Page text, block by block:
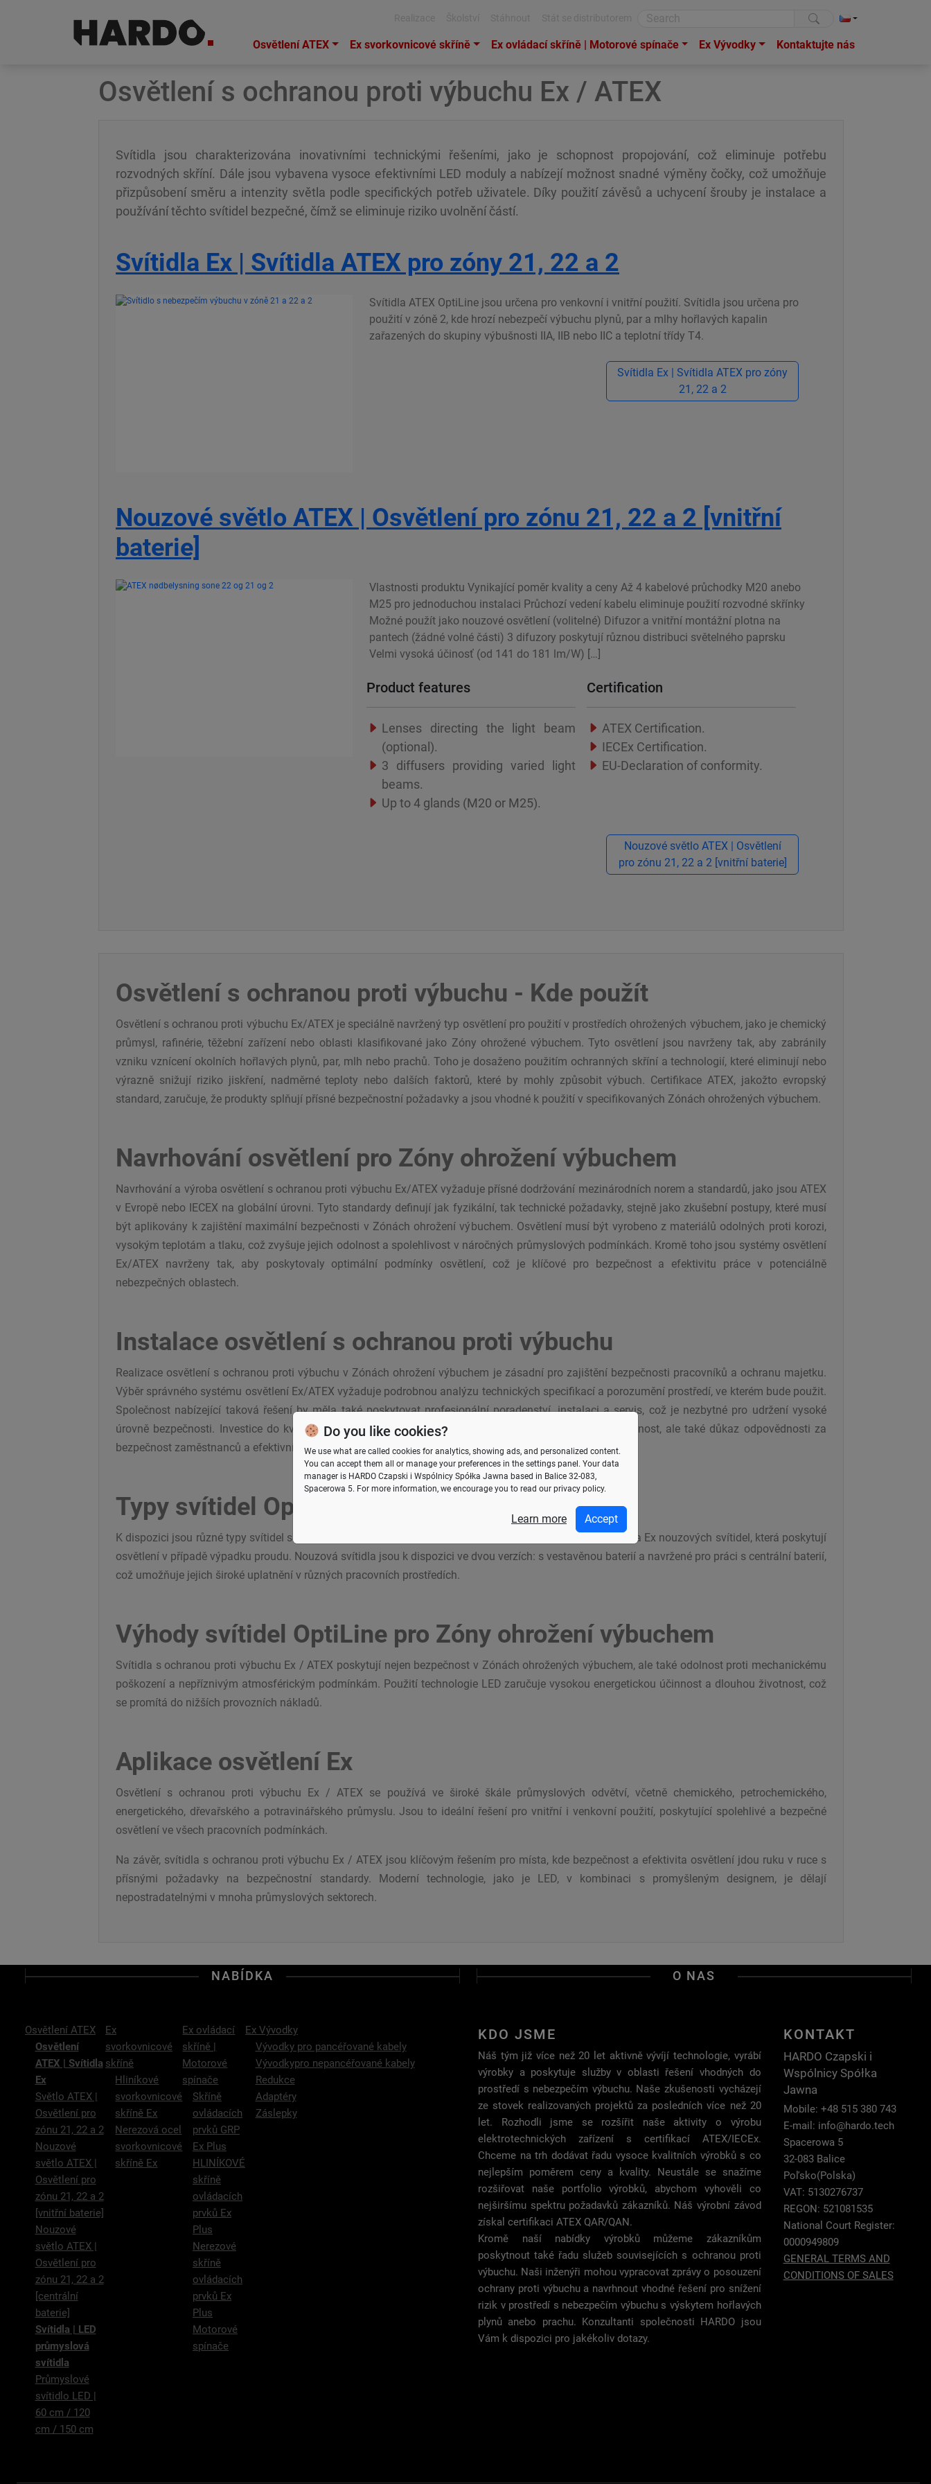
toto
Osvětlení ATEX Ex svorkovnicové skříně Ex ovládací skříně | Motorové spínače Ex Vývodky Kontaktujte nás
Osvětlení s ochranou proti výbuchu Ex / ATEX
Svítidla jsou charakterizována inovativními technickými řešeními, jako je schopnost propojování, což eliminuje potřebu
rozvodných skříní. Dále jsou vybavena vysoce efektivními LED moduly a nabízejí možnost snadné výměny čočky, což umožňuje
přizpůsobení směru a intenzity světla podle specifických potřeb uživatele. Díky použití závěsů a uchycení šrouby je instalace a
používání těchto svítidel bezpečné, čímž se eliminuje riziko uvolnění částí.
Svítidla Ex | Svítidla ATEX pro zóny 21, 22 a 2
Svítidla ATEX OptiLine jsou určena pro venkovní i vnitřní použití. Svítidla jsou určena pro
použití v zóně 2, kde hrozí nebezpečí výbuchu plynů, par a mlhy hořlavých kapalin
zařazených do skupiny výbušnosti IIA, IIB nebo IIC a teplotní třídy T4.
Svítidla Ex | Svítidla ATEX pro zóny
21, 22 a 2
Nouzové světlo ATEX | Osvětlení pro zónu 21, 22 a 2 [vnitřní
baterie]
Vlastnosti produktu Vynikající poměr kvality a ceny Až 4 kabelové průchodky M20 anebo
M25 pro jednoduchou instalaci Průchozí vedení kabelu eliminuje použití rozvodné skřínky
Možné použít jako nouzové osvětlení (volitelné) Difuzor a vnitřní montážní plotna na
pantech (žádné volné části) 3 difuzory poskytují různou distribuci světelného paprsku
Velmi vysoká účinosť (od 141 do 181 lm/W) […]
Product features
Lenses directing the light beam
(optional).
3 diffusers providing varied light
beams.
Up to 4 glands (M20 or M25).
Certification
ATEX Certification.
IECEx Certification.
EU-Declaration of conformity.
Nouzové světlo ATEX | Osvětlení
pro zónu 21, 22 a 2 [vnitřní baterie]
Osvětlení s ochranou proti výbuchu - Kde použít
Osvětlení s ochranou proti výbuchu Ex/ATEX je speciálně navržený typ osvětlení pro použití v prostředích ohrožených výbuchem, jako je chemický
průmysl, rafinérie, těžební zařízení nebo oblasti klasifikované jako Zóny ohrožené výbuchem. Tyto osvětlení jsou navrženy tak, aby zabránily
vzniku vznícení okolních hořlavých plynů, par, mlh nebo prachů. Toho je dosaženo použitím ochranných skříní a technologií, které eliminují nebo
výrazně snižují riziko jiskření, nadměrné teploty nebo dalších faktorů, které by mohly způsobit výbuch. Certifikace ATEX, jakožto evropský
standard, zaručuje, že produkty splňují přísné bezpečnostní požadavky a jsou vhodné k použití v specifikovaných Zónách ohrožených výbuchem.
Navrhování osvětlení pro Zóny ohrožení výbuchem
Navrhování a výroba osvětlení s ochranou proti výbuchu Ex/ATEX vyžaduje přísné dodržování mezinárodních norem a standardů, jako jsou ATEX
v Evropě nebo IECEX na globální úrovni. Tyto standardy definují jak fyzikální, tak technické požadavky, stejně jako zkušební postupy, které musí
být aplikovány k zajištění maximální bezpečnosti v Zónách ohrožení výbuchem. Osvětlení musí být vyrobeno z materiálů odolných proti korozi,
vysokým teplotám a tlaku, což zvyšuje jejich odolnost a spolehlivost v náročných průmyslových podmínkách. Kromě toho jsou systémy osvětlení
Ex/ATEX navrženy tak, aby poskytovaly optimální podmínky osvětlení, což je klíčové pro bezpečnost a efektivitu práce v potenciálně
nebezpečných oblastech.
Instalace osvětlení s ochranou proti výbuchu
Realizace osvětlení s ochranou proti výbuchu v Zónách ohrožení výbuchem je zásadní pro zajištění bezpečnosti pracovníků a ochranu majetku.
Výběr správného systému osvětlení Ex/ATEX vyžaduje podrobnou analýzu technických specifikací a porozumění prostředí, ve kterém bude použit.
Společnost nabízející taková řešení by měla také poskytovat profesionální poradenství, instalaci a servis, což je nezbytné pro udržení vysoké
úrovně bezpečnosti. Investice do kvalitního osvětlení s ochranou proti výbuchu není pouze právní povinnost, ale také důkaz odpovědnosti za
bezpečnost zaměstnanců a efektivní řízení rizik na pracovišti.
Typy svítidel OptiLine Ex ATEX
K dispozici jsou různé typy svítidel s ochranou proti výbuchu, včetně osvětlení Ex pro kontinuální osvětlení a Ex nouzových svítidel, která poskytují
osvětlení v případě výpadku proudu. Nouzová svítidla jsou k dispozici ve dvou verzích: s vestavěnou baterií a navržené pro práci s centrální baterií,
což umožňuje jejich široké uplatnění v různých pracovních prostředích.
Výhody svítidel OptiLine pro Zóny ohrožení výbuchem
Svítidla s ochranou proti výbuchu Ex / ATEX poskytují nejen bezpečnost v Zónách ohrožených výbuchem, ale také odolnost proti mechanickému
poškození a nepříznivým atmosférickým podmínkám. Použití technologie LED zaručuje vysokou energetickou účinnost a dlouhou životnost, což
se promítá do nižších provozních nákladů.
Aplikace osvětlení Ex
Osvětlení s ochranou proti výbuchu Ex / ATEX se používá ve široké škále průmyslových odvětví, včetně chemického, petrochemického,
energetického, dřevařského a potravinářského průmyslu. Jsou to ideální řešení pro vnitřní i venkovní použití, poskytující spolehlivé a bezpečné
osvětlení ve všech pracovních podmínkách.
Na závěr, svítidla s ochranou proti výbuchu Ex / ATEX jsou klíčovým řešením pro místa, kde bezpečnost a efektivita osvětlení jdou ruku v ruce s
přísnými požadavky na bezpečnostní standardy. Moderní technologie, jako je LED, v kombinaci s promyšleným designem, je dělají
nepostradatelnými v mnoha průmyslových sektorech.
NABÍDKA
Osvětlení ATEX
Osvětlení
ATEX | Svítidla
Ex
Světlo ATEX |
Osvětlení pro
zónu 21, 22 a 2
Nouzové
světlo ATEX |
Osvětlení pro
zónu 21, 22 a 2
[vnitřní baterie]
Nouzové
světlo ATEX |
Osvětlení pro
zónu 21, 22 a 2
[centrální
baterie]
Svítidla | LED
průmyslová
svítidla
Průmyslové
svítidlo LED |
60 cm / 120
cm / 150 cm
Ex
svorkovnicové
skříně
Hliníkové
svorkovnicové
skříně Ex
Nerezová ocel
svorkovnicové
skříně Ex
Ex ovládací
skříně |
Motorové
spínače
Skříně
ovládacích
prvků GRP
Ex Plus
HLINÍKOVÉ
skříně
ovládacích
prvků Ex
Plus
Nerezové
skříně
ovládacích
prvků Ex
Plus
Motorové
spínače
Ex Vývodky
Vývodky pro pancéřované kabely
Vývodkypro nepancéřované kabely
Redukce
Adaptéry
Záslepky
O NAS
KDO JSME
Náš tým již více než 20 let aktivně vývíjí technologie, vyrábí
výrobky a poskytuje služby v oblasti řešení vhodných do
prostředí s nebezpečím výbuchu. Naše zkušenosti vycházejí
ze stovek realizovaných projektů za posledních více než 20
let. Rozhodli jsme se rozšířit naše aktivity o výrobu
elektrotechnických zařízení s certifikací ATEX/IECEx.
Chceme na trh dodávat řadu vysoce kvalitních výrobků s co
nejlepším poměrem ceny a kvality. Neustále se snažíme
rozšiřovat naše portfolio výrobků, abychom vyhověli co
nejširšímu spektru požadavků zákazníků. Náš výrobní závod
získal certifikaci ATEX QAR/QAN.
Kromě naší nabídky výrobků můžeme zákazníkům
poskytnout také řadu služeb souvisejících s ochranou proti
výbuchu. Naši inženýři mohou vypracovat zprávy o posouzení
ochrany proti výbuchu a navrhnout vhodné řešení pro snížení
rizik v prostředí s nebezpečím výbuchu s výskytem hořlavých
plynů anebo prachu. Konzultanti společnosti HARDO jsou
Vám k dispozici pro jakékoliv dotazy.
KONTAKT
HARDO Czapski i
Wspólnicy Spółka
Jawna
Mobile: +48 515 380 743
E-mail: info@hardo.tech
Spacerowa 5
32-083 Balice
Poľsko(Polska)
VAT: 5130276737
REGON: 521081535
National Court Register:
0000949809
GENERAL TERMS AND
CONDITIONS OF SALES
Do you like cookies?
We use what are called cookies for analytics, showing ads, and personalized content.
You can accept them all or manage your preferences in the settings panel. Your data
manager is HARDO Czapski i Wspólnicy Spółka Jawna based in Balice 32-083,
Spacerowa 5. For more information, we encourage you to read our privacy policy.
Learn more Accept